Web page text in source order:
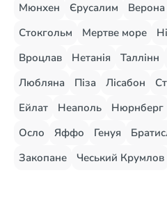
Мюнхен
Єрусалим Верона
Стокгольм
Мертве море
Вроцлав
Нетанія Таллінн
Любляна
Піза Лісабон
Ейлат
Неаполь Нюрнберг
Осло
Яффо Генуя
Закопане
Чеський Крумлов